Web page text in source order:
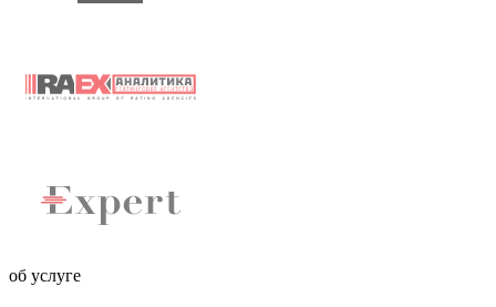
об услуге